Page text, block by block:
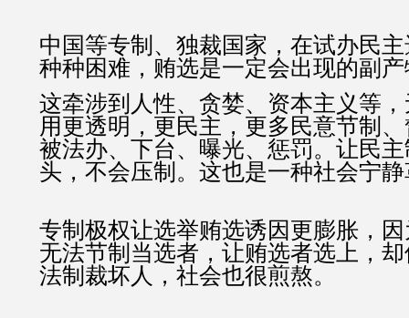
中国等专制、独裁国家，在试办民
种种困难，贿选是一定会出现的副
这牵涉到人性、贪婪、资本主义等
用更透明，更民主，更多民意节制
被法办、下台、曝光、惩罚。让民
头，不会压制。这也是一种社会宁
专制极权让选举贿选诱因更膨胀，
无法节制当选者，让贿选者选上，
法制裁坏人，社会也很煎熬。